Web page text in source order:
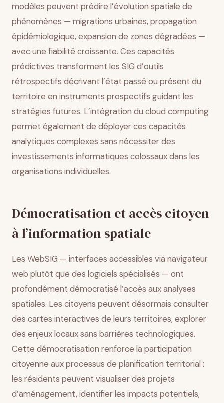
modèles peuvent prédire l’évolution spatiale de
phénomènes — migrations urbaines, propagation
épidémiologique, expansion de zones dégradées —
avec une fiabilité croissante. Ces capacités
prédictives transforment les SIG d’outils
rétrospectifs décrivant l’état passé ou présent du
territoire en instruments prospectifs guidant les
stratégies futures. L’intégration du cloud computing
permet également de déployer ces capacités
analytiques complexes sans nécessiter des
investissements informatiques colossaux dans les
organisations individuelles.
Démocratisation et accès citoyen
à l’information spatiale
Les WebSIG — interfaces accessibles via navigateur
web plutôt que des logiciels spécialisés — ont
profondément démocratisé l’accès aux analyses
spatiales. Les citoyens peuvent désormais consulter
des cartes interactives de leurs territoires, explorer
des enjeux locaux sans barrières technologiques.
Cette démocratisation renforce la participation
citoyenne aux processus de planification territorial :
les résidents peuvent visualiser des projets
d’aménagement, identifier les impacts potentiels,